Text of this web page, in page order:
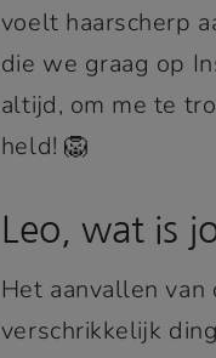
voelt haarscherp
die we graag op
altijd, om me te
held! 🦁
Leo, wat is
Het aanvallen
verschrikkelijk